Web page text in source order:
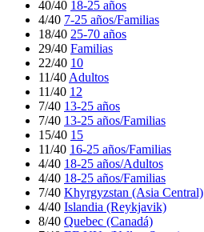
40/40 18-25 años
4/40 7-25 años/Familias
18/40 25-70 años
29/40 Familias
22/40 10
11/40 Adultos
11/40 12
7/40 13-25 años
7/40 13-25 años/Familias
15/40 15
11/40 16-25 años/Familias
4/40 18-25 años/Adultos
4/40 18-25 años/Familias
7/40 Khyrgyzstan (Asia Central)
4/40 Islandia (Reykjavik)
8/40 Quebec (Canadá)